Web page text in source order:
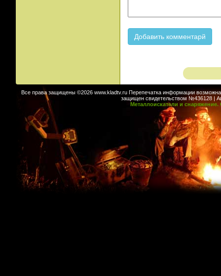
Все права защищены ©2026 www.kladtv.ru Перепечатка информации возможна
защищен свидетельством №436128 |
Металлоискатели и